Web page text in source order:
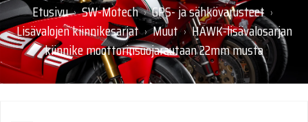
Etusivu › SW-Motech › GPS- ja sähkövarusteet ›
Lisävalojen kiinnikesarjat › Muut › HAWK-lisävalosarjan
kiinnike moottorinsuojarautaan 22mm musta